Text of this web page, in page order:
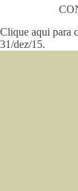
Clique aqui para
31/dez/15.